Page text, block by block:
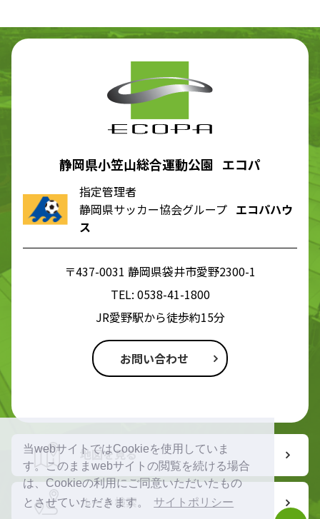
当webサイトではCookieを使用していま
す。このままwebサイトの閲覧を続ける場合
は、Cookieの利用にご同意いただいたもの
とさせていただきます。
サイトポリシー
静岡県小笠山総合運動公園 エコパ
指定管理者
静岡県サッカー協会グループ エコパハウ
ス
〒437-0031 静岡県袋井市愛野2300-1
TEL: 0538-41-1800
JR愛野駅から徒歩約15分
お問い合わせ
地図を見る
ルート検索